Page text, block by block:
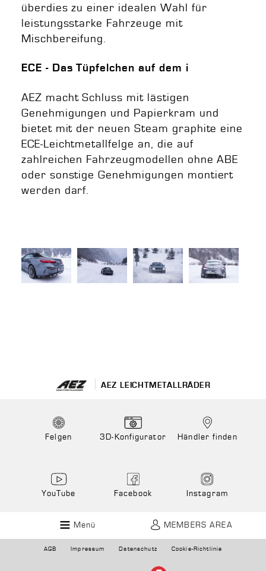
überdies zu einer idealen Wahl für
leistungsstarke Fahrzeuge mit
Mischbereifung.
ECE - Das Tüpfelchen auf dem i
AEZ macht Schluss mit lästigen
Genehmigungen und Papierkram und
bietet mit der neuen Steam graphite eine
ECE-Leichtmetallfelge an, die auf
zahlreichen Fahrzeugmodellen ohne ABE
oder sonstige Genehmigungen montiert
werden darf.
AEZ LEICHTMETALLRÄDER
Felgen 3D-Konfigurator Händler finden
YouTube Facebook Instagram
Menü MEMBERS AREA
AGB Impressum Datenschutz Cookie-Richtlinie